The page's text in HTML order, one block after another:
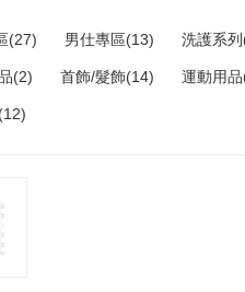
(27) 男仕專區(13) 洗護系
(2) 首飾/髮飾(14) 運動用